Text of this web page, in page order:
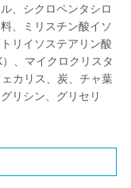
、シクロペンタシロ
、ミリスチン酸イソ
リイソステアリン酸
、マイクロクリスタ
カリス、炭、チャ葉
リシン、グリセリ